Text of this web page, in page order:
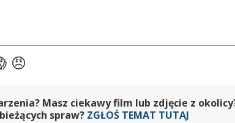
Masz ciekawy film lub zdjęcie z
spraw? ZGŁOŚ TEMAT TUTAJ